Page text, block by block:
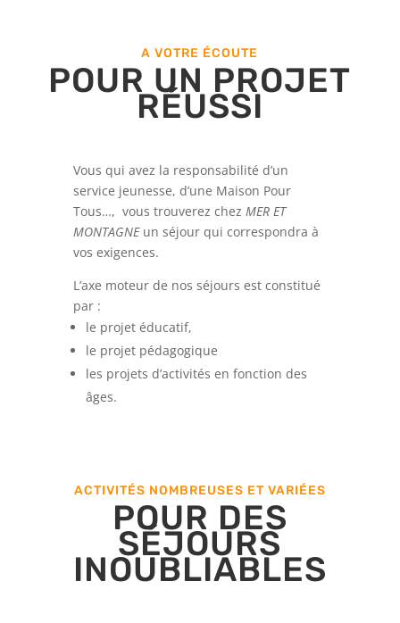
A VOTRE ÉCOUTE
POUR UN PROJET
RÉUSSI
Vous qui avez la responsabilité d’un
service jeunesse, d’une Maison Pour
Tous…, vous trouverez chez MER ET
MONTAGNE un séjour qui correspondra à
vos exigences.
L’axe moteur de nos séjours est constitué
par :
le projet éducatif,
le projet pédagogique
les projets d’activités en fonction des
âges.
ACTIVITÉS NOMBREUSES ET VARIÉES
POUR DES
SÉJOURS
INOUBLIABLES